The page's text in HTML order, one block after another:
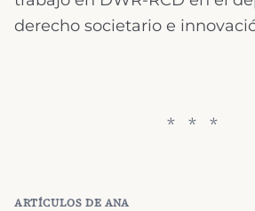
derecho societario e
ARTÍCULOS DE ANA